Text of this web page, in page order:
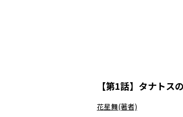
【第1話】 タナトス
花星舞(著者)